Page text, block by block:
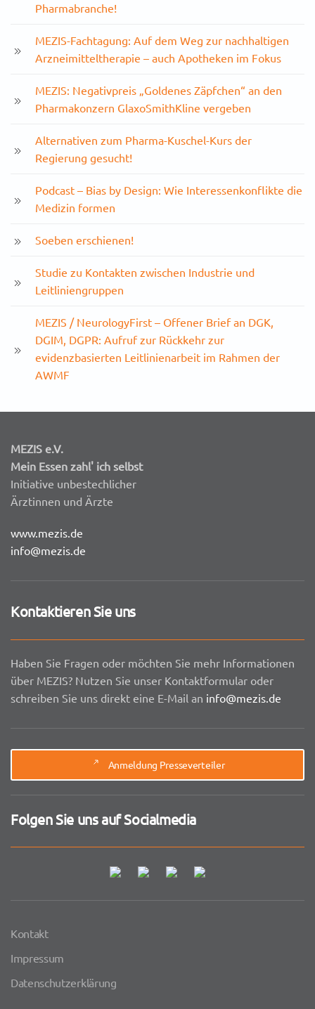
Pharmabranche!
MEZIS-Fachtagung: Auf dem Weg zur nachhaltigen
Arzneimitteltherapie – auch Apotheken im Fokus
MEZIS: Negativpreis „Goldenes Zäpfchen“ an den
Pharmakonzern GlaxoSmithKline vergeben
Alternativen zum Pharma-Kuschel-Kurs der
Regierung gesucht!
Podcast – Bias by Design: Wie Interessenkonflikte die
Medizin formen
Soeben erschienen!
Studie zu Kontakten zwischen Industrie und
Leitliniengruppen
MEZIS / NeurologyFirst – Offener Brief an DGK,
DGIM, DGPR: Aufruf zur Rückkehr zur
evidenzbasierten Leitlinienarbeit im Rahmen der
AWMF
MEZIS e.V.
Mein Essen zahl' ich selbst
Initiative unbestechlicher
Ärztinnen und Ärzte
www.mezis.de
info@mezis.de
Kontaktieren Sie uns
Haben Sie Fragen oder möchten Sie mehr Informationen
über MEZIS? Nutzen Sie unser Kontaktformular oder
schreiben Sie uns direkt eine E-Mail an info@mezis.de
Anmeldung Presseverteiler
Folgen Sie uns auf Socialmedia
Kontakt
Impressum
Datenschutzerklärung